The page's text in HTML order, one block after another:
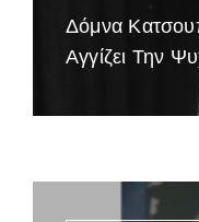
Δόμνα
Αγγίζει Την